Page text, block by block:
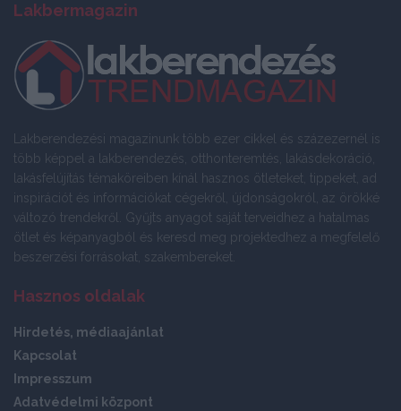
Lakbermagazin
Lakberendezési magazinunk több ezer cikkel és százezernél is
több képpel a lakberendezés, otthonteremtés, lakásdekoráció,
lakásfelújítás témaköreiben kínál hasznos ötleteket, tippeket, ad
inspirációt és információkat cégekről, újdonságokról, az örökké
változó trendekről. Gyűjts anyagot saját terveidhez a hatalmas
ötlet és képanyagból és keresd meg projektedhez a megfelelő
beszerzési forrásokat, szakembereket.
Hasznos oldalak
Hirdetés, médiaajánlat
Kapcsolat
Impresszum
Adatvédelmi központ